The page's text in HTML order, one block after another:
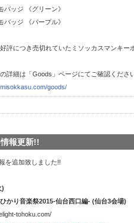
バッジ 《グリーン》
バッジ 《パープル》
評につき売切れていたミソッカスマンキー
詳細は「Goods」ページにてご確認くださ
goods/
報更新!!
を追加致しました!!
)
かり音楽祭2015-仙台西口編- (仙台3会場)
tohoku.com/